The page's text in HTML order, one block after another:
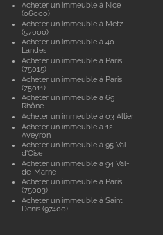
Acheter un immeuble à Nice
(06000)
Acheter un immeuble à Metz
(57000)
Acheter un immeuble à 40
Landes
Acheter un immeuble à Paris
(75015)
Acheter un immeuble à Paris
(75011)
Acheter un immeuble à 69
Rhône
Acheter un immeuble à 03 Allier
Acheter un immeuble à 12
Aveyron
Acheter un immeuble à 95 Val-
d'Oise
Acheter un immeuble à 94 Val-
de-Marne
Acheter un immeuble à Paris
(75003)
Acheter un immeuble à Saint
Denis (97400)